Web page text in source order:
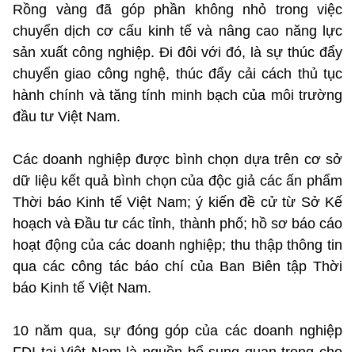
Rồng vàng đã góp phần không nhỏ trong việc
chuyển dịch cơ cấu kinh tế và nâng cao năng lực
sản xuất công nghiệp. Đi đôi với đó, là sự thúc đẩy
chuyển giao công nghệ, thúc đẩy cải cách thủ tục
hành chính và tăng tính minh bạch của môi trường
đầu tư Việt Nam.
Các doanh nghiệp được bình chọn dựa trên cơ sở
dữ liệu kết quả bình chọn của độc giả các ấn phẩm
Thời báo Kinh tế Việt Nam; ý kiến đề cử từ Sở Kế
hoạch và Đầu tư các tỉnh, thành phố; hồ sơ báo cáo
hoạt động của các doanh nghiệp; thu thập thông tin
qua các công tác báo chí của Ban Biên tập Thời
báo Kinh tế Việt Nam.
10 năm qua, sự đóng góp của các doanh nghiệp